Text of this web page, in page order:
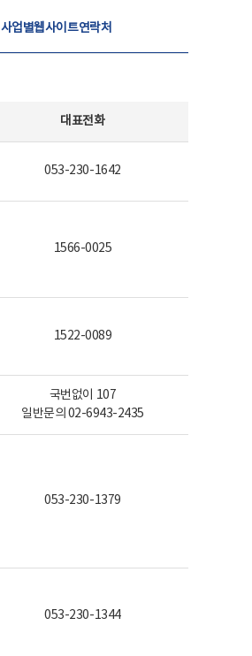
사업별웹사이트연락처
대표전화
053-230-1642
1566-0025
1522-0089
국번없이 107
일반문의 02-6943-2435
053-230-1379
053-230-1344